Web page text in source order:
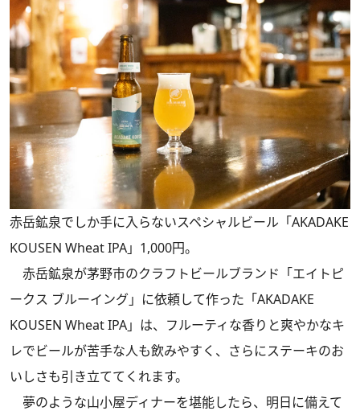
赤岳鉱泉でしか手に入らないスペシャルビール「AKADAKE
KOUSEN Wheat IPA」1,000円。
赤岳鉱泉が茅野市のクラフトビールブランド「エイトピ
ークス ブルーイング」に依頼して作った「AKADAKE
KOUSEN Wheat IPA」は、フルーティな香りと爽やかなキ
レでビールが苦手な人も飲みやすく、さらにステーキのお
いしさも引き立ててくれます。
夢のような山小屋ディナーを堪能したら、明日に備えて